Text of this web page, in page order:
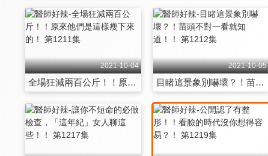
2021-10-04
全場狂減兩百公斤！！原來他們是這樣瘦下來的！ 第1211集
2021-10-05
目睹這景象別嚇壞？！苗頭不對一看就知道！！ 第1212集